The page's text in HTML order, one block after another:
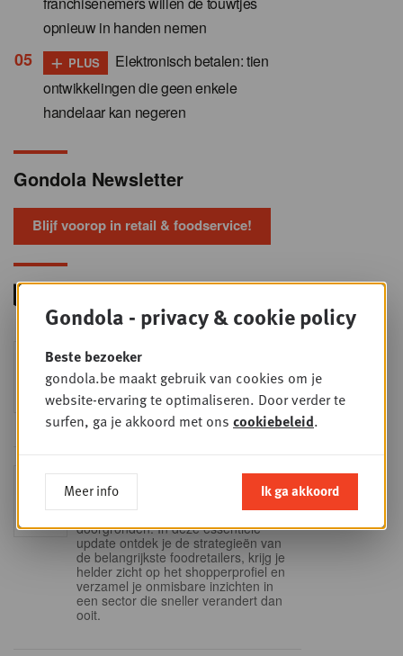
opnieuw in handen nemen
+ PLUS
Elektronisch betalen: tien
ontwikkelingen die geen enkele
handelaar kan negeren
Gondola Newsletter
Blijf voorop in retail & foodservice!
WOE
9
SEP
Foodservice - Joint
business planning
Intro to Negotiation: Succes aan de
onderhandelingstafel is geen toeval!
15
Into Retail - Sold out
Mis deze unieke kans niet om het
Belgische retaillandschap volledig te
doorgronden. In deze essentiële
update ontdek je de strategieën van
de belangrijkste foodretailers, krijg je
helder zicht op het shopperprofiel en
verzamel je onmisbare inzichten in
een sector die sneller verandert dan
ooit.
Gondola - privacy & cookie policy
Beste bezoeker
gondola.be maakt gebruik van cookies om je
website-ervaring te optimaliseren. Door verder te
surfen, ga je akkoord met ons cookiebeleid.
Meer info Ik ga akkoord